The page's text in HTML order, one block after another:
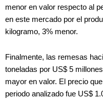
menor en valor respecto al
en este mercado por el
kilogramo, 3% menor.
Finalmente, las remesas
toneladas por US$ 5
mayor en valor. El precio
periodo analizado fue US$